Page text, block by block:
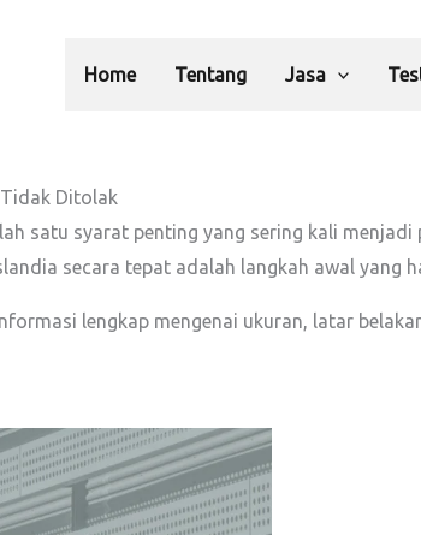
Home Tentang Jasa
Ditolak
satu syarat penting yang sering kali menjadi
secara tepat adalah langkah awal yang
lengkap mengenai ukuran, latar